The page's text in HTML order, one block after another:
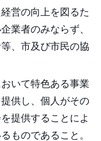
営の向上を図るた
業者のみならず、
、市及び市民の協
いて特色ある事業
供し、個人がその
提供することによ
ものであること。